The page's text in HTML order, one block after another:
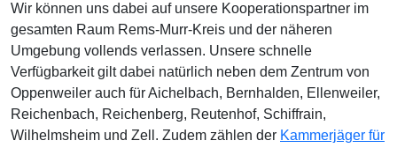
Wir können uns dabei auf unsere Kooperationspartner im
gesamten Raum Rems-Murr-Kreis und der näheren
Umgebung vollends verlassen. Unsere schnelle
Verfügbarkeit gilt dabei natürlich neben dem Zentrum von
Oppenweiler auch für Aichelbach, Bernhalden, Ellenweiler,
Reichenbach, Reichenberg, Reutenhof, Schiffrain,
Wilhelmsheim und Zell. Zudem zählen der Kammerjäger für